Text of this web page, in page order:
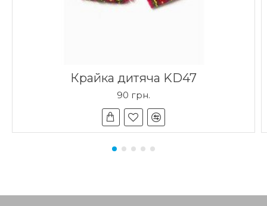
Крайка дитяча KD47
90 грн.